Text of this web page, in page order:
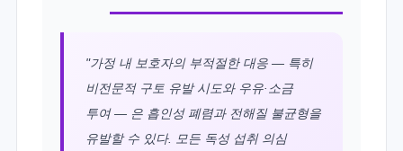
"가정 내 보호자의 부적절한 대응 — 특히
비전문적 구토 유발 시도와 우유·소금
투여 — 은 흡인성 폐렴과 전해질 불균형을
유발할 수 있다. 모든 독성 섭취 의심